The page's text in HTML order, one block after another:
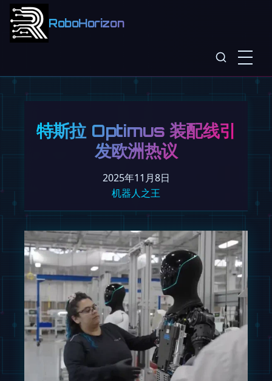
RoboHorizon
特斯拉 Optimus 装配线引
发欧洲热议
2025年11月8日
机器人之王